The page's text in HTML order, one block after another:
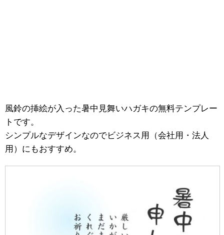
風鈴の挿絵が入った暑中見舞いハガキの無料テンプレー
トです。
シンプルなデザインなのでビジネス用（会社用・法人
用）にもおすすめ。